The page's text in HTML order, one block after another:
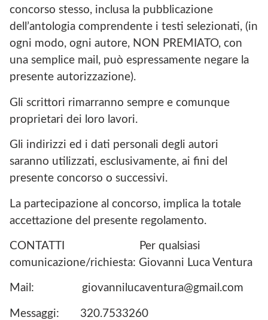
concorso stesso, inclusa la pubblicazione
dell’antologia comprendente i testi selezionati, (in
ogni modo, ogni autore, NON PREMIATO, con
una semplice mail, può espressamente negare la
presente autorizzazione).
Gli scrittori rimarranno sempre e comunque
proprietari dei loro lavori.
Gli indirizzi ed i dati personali degli autori
saranno utilizzati, esclusivamente, ai fini del
presente concorso o successivi.
La partecipazione al concorso, implica la totale
accettazione del presente regolamento.
CONTATTI Per qualsiasi
comunicazione/richiesta: Giovanni Luca Ventura
Mail: giovannilucaventura@gmail.com
Messaggi: 320.7533260